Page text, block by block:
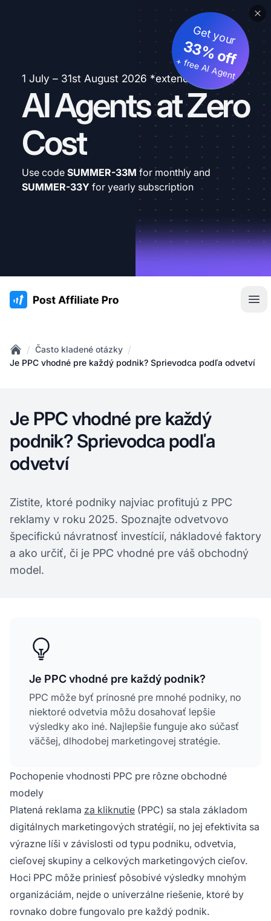
1 July – 31st August 2026 *extended
AI Agents at Zero
Cost
Get your
33% off
+ free AI Agent
Use code SUMMER-33M for monthly and
SUMMER-33Y for yearly subscription
:site.title
Home
/ Často kladené otázky /
Je PPC vhodné pre každý podnik? Sprievodca podľa odvetví
Je PPC vhodné pre každý
podnik? Sprievodca podľa
odvetví
Zistite, ktoré podniky najviac profitujú z PPC
reklamy v roku 2025. Spoznajte odvetvovo
špecifickú návratnosť investícií, nákladové faktory
a ako určiť, či je PPC vhodné pre váš obchodný
model.
Je PPC vhodné pre každý podnik?
PPC môže byť prínosné pre mnohé podniky, no
niektoré odvetvia môžu dosahovať lepšie
výsledky ako iné. Najlepšie funguje ako súčasť
väčšej, dlhodobej marketingovej stratégie.
Pochopenie vhodnosti PPC pre rôzne obchodné
modely
Platená reklama za kliknutie (PPC) sa stala základom
digitálnych marketingových stratégií, no jej efektivita sa
výrazne líši v závislosti od typu podniku, odvetvia,
cieľovej skupiny a celkových marketingových cieľov.
Hoci PPC môže priniesť pôsobivé výsledky mnohým
organizáciám, nejde o univerzálne riešenie, ktoré by
rovnako dobre fungovalo pre každý podnik.